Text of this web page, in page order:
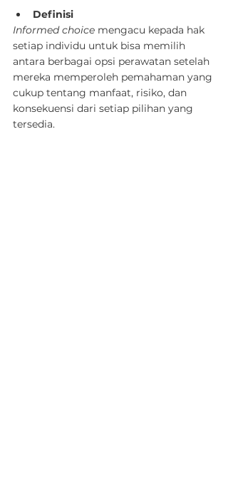
Definisi
Informed choice mengacu kepada hak
setiap individu untuk bisa memilih
antara berbagai opsi perawatan setelah
mereka memperoleh pemahaman yang
cukup tentang manfaat, risiko, dan
konsekuensi dari setiap pilihan yang
tersedia.